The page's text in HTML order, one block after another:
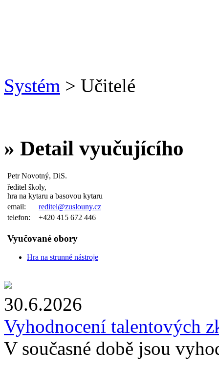
Systém > Učitelé
» Detail vyučujícího
Petr Novotný, DiS.
ředitel školy,
hra na kytaru a basovou kytaru
email:
reditel@zuslouny.cz
telefon:
+420 415 672 446
Vyučované obory
Hra na strunné nástroje
30.6.2026
Vyhodnocení talentových
V současné době jsou